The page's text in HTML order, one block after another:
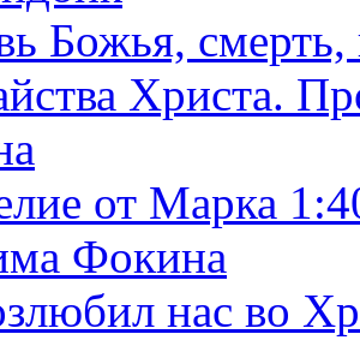
Божья, смерть,
Христа.
от Марка
Фокина
нас во